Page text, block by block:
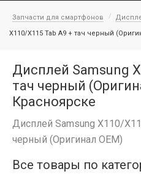
Запчасти для смартфонов
X110/X115 Tab A9 + тач черный
Дисплей Samsung
тач черный
Красноярске
Дисплей Samsung X110/
черный (Оригинал OEM)
Все товары по